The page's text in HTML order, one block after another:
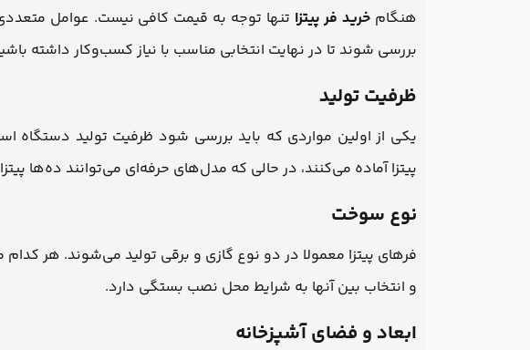
هنگام خرید فر پیتزا تنها توجه به قیمت کافی نیست. عوامل
بررسی شوند تا در نهایت انتخابی مناسب با نیاز کسب‌وکار داشته
ظرفیت تولید
یکی از اولین مواردی که باید بررسی شود ظرفیت تولید دستگاه
پیتزا آماده می‌کنند، در حالی که مدل‌های حرفه‌ای می‌توانند ده‌ها
نوع سوخت
فرهای پیتزا معمولا در دو نوع گازی و برقی تولید می‌شوند. هر
و انتخاب بین آنها به شرایط محل نصب بستگی دارد.
ابعاد و فضای آشپزخانه